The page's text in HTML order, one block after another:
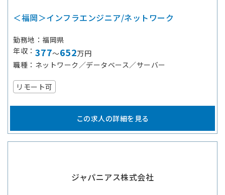
＜福岡＞インフラエンジニア/ネットワーク
勤務地
福岡県
年収
377～652万円
職種
ネットワーク／データベース／サーバー
リモート可
この求人の詳細を見る
ジャパニアス株式会社